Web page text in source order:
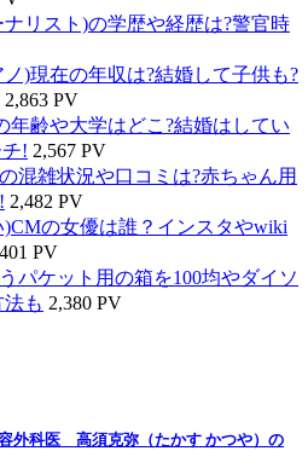
リスト)の学歴や経歴は?警官時
)現在の年収は?結婚して子供も?
2,863 PV
年齢や大学はどこ?結婚はしてい
! 2,567 PV
混雑状況や口コミは?赤ちゃん用
2,482 PV
の女優は誰？インスタやwiki
PV
パケット用の箱を100均やダイソ
も 2,380 PV
外科医 高須克弥（たかす かつや）の